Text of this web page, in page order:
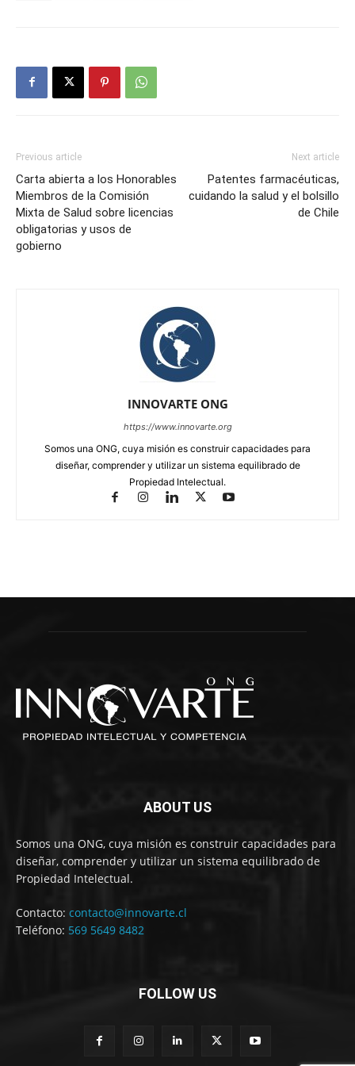
Previous article
Carta abierta a los Honorables
Miembros de la Comisión
Mixta de Salud sobre licencias
obligatorias y usos de
gobierno
Next article
Patentes farmacéuticas,
cuidando la salud y el bolsillo
de Chile
INNOVARTE ONG
https://www.innovarte.org
Somos una ONG, cuya misión es construir capacidades para
diseñar, comprender y utilizar un sistema equilibrado de
Propiedad Intelectual.
ABOUT US
Somos una ONG, cuya misión es construir capacidades para
diseñar, comprender y utilizar un sistema equilibrado de
Propiedad Intelectual.
Contacto: contacto@innovarte.cl
Teléfono: 569 5649 8482
FOLLOW US